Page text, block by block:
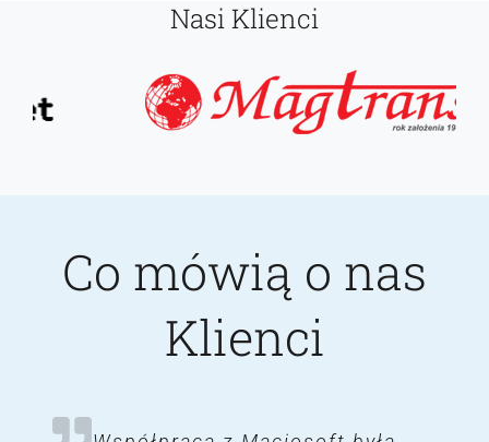
Nasi Klienci
Co mówią o nas
Klienci
Program SPEDTRANS bardzo
Współpraca z Maciosoft była
Oprogramowanie SPEDTRANS